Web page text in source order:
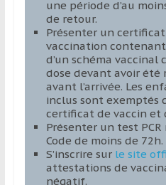
une période d’au
de retour.
Présenter un
vaccination
d’un schéma vaccinal
dose devant avoir été
avant l’arrivée. Les
inclus sont exemptés
certificat de vaccin et
Présenter un test
Code de moins de 72h.
S’inscrire surle site
attestations de
négatif.